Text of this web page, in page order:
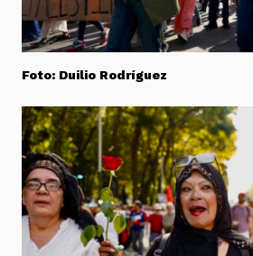
Foto: Duilio Rodríguez